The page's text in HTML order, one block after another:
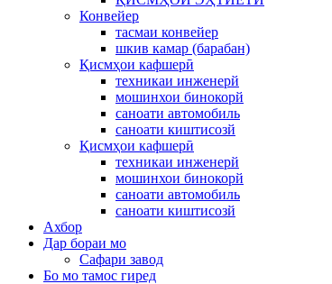
Конвейер
тасмаи конвейер
шкив камар (барабан)
Қисмҳои кафшерӣ
техникаи инженерй
мошинхои бинокорй
саноати автомобиль
саноати киштисозй
Қисмҳои кафшерӣ
техникаи инженерй
мошинхои бинокорй
саноати автомобиль
саноати киштисозй
Ахбор
Дар бораи мо
Сафари завод
Бо мо тамос гиред